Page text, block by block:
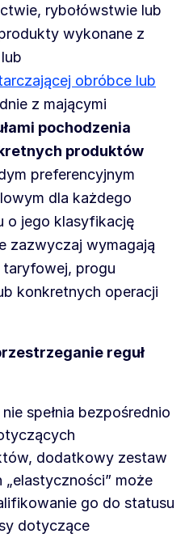
rybołówstwie lub
wykonane z
obróbce lub
z mającymi
pochodzenia
produktów
preferencyjnym
dla każdego
o jego klasyfikację
zazwyczaj wymagają
progu
konkretnych operacji
reguł
spełnia bezpośrednio
dodatkowy zestaw
może
go do statusu
dotyczące